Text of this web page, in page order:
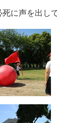
に声を出し